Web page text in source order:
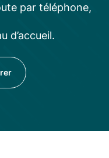
par téléphone,
d’accueil.